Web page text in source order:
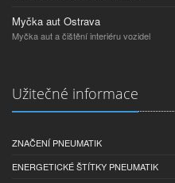
Myčka aut Ostrava
Myčka aut a čištění interiéru vozidel
Užitečné informace
ZNAČENÍ PNEUMATIK
ENERGETICKÉ ŠTÍTKY PNEUMATIK